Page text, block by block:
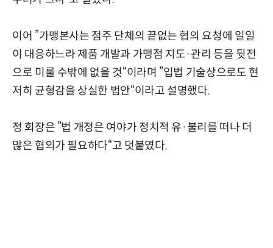
이어 ”가맹본사는 점주 단체의 끝없는 협의 요청에 일일
이 대응하느라 제품 개발과 가맹점 지도·관리 등을 뒷전
으로 미룰 수밖에 없을 것“이라며 ”입법 기술상으로도 현
저히 균형감을 상실한 법안“이라고 설명했다.
정 회장은 ”법 개정은 여야가 정치적 유·불리를 떠나 더
많은 협의가 필요하다“고 덧붙였다.